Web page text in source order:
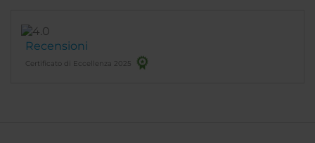
Recensioni
Certificato di Eccellenza 2025